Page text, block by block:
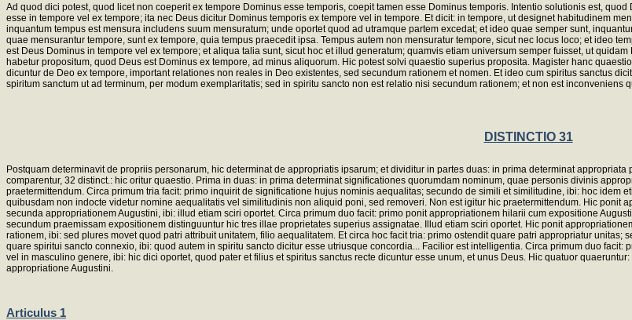
Ad quod dici potest, quod licet non coeperit ex tempore Dominus esse temporis, coepit tamen esse Dominus temporis. Intentio solutionis est,
esse in tempore vel ex tempore; ita nec Deus dicitur Dominus temporis ex tempore vel in tempore. Et dicit: in tempore, ut designet habitudinem
inquantum tempus est mensura includens suum mensuratum; unde oportet quod ad utramque partem excedat; et ideo quae semper sunt,
quae mensurantur tempore, sunt ex tempore, quia tempus praecedit ipsa. Tempus autem non mensuratur tempore, sicut nec locus loco; et ideo
est Deus Dominus in tempore vel ex tempore; et aliqua talia sunt, sicut hoc et illud generatum; quamvis etiam universum semper fuisset, ut
habetur propositum, quod Deus est Dominus ex tempore, ad minus aliquorum. Hic potest solvi quaestio superius proposita. Magister hanc
dicuntur de Deo ex tempore, important relationes non reales in Deo existentes, sed secundum rationem et nomen. Et ideo cum spiritus sanctus
spiritum sanctum ut ad terminum, per modum exemplaritatis; sed in spiritu sancto non est relatio nisi secundum rationem; et non est inconveniens
DISTINCTIO 31
Postquam determinavit de propriis personarum, hic determinat de appropriatis ipsarum; et dividitur in partes duas: in prima determinat
comparentur, 32 distinct.: hic oritur quaestio. Prima in duas: in prima determinat significationes quorumdam nominum, quae personis divinis
praetermittendum. Circa primum tria facit: primo inquirit de significatione hujus nominis aequalitas; secundo de simili et similitudine, ibi: hoc idem
quibusdam non indocte videtur nomine aequalitatis vel similitudinis non aliquid poni, sed removeri. Non est igitur hic praetermittendum. Hic ponit
secunda appropriationem Augustini, ibi: illud etiam sciri oportet. Circa primum duo facit: primo ponit appropriationem hilarii cum expositione
secundum praemissam expositionem distinguuntur hic tres illae proprietates superius assignatae. Illud etiam sciri oportet. Hic ponit
rationem, ibi: sed plures movet quod patri attribuit unitatem, filio aequalitatem. Et circa hoc facit tria: primo ostendit quare patri appropriatur
quare spiritui sancto connexio, ibi: quod autem in spiritu sancto dicitur esse utriusque concordia... Facilior est intelligentia. Circa primum duo
vel in masculino genere, ibi: hic dici oportet, quod pater et filius et spiritus sanctus recte dicuntur esse unum, et unus Deus. Hic quatuor
appropriatione Augustini.
Articulus 1